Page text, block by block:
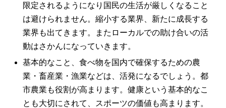
限定されるようになり国民の生活が厳しくなること
は避けられません。縮小する業界、新たに成長する
業界も出てきます。またローカルでの助け合いの活
動はさかんになっていきます。
基本的なこと、食べ物を国内で確保するための農
業・畜産業・漁業などは、活発になるでしょう。都
市農業も役割が高まります。健康という基本的なこ
とも大切にされて、スポーツの価値も高まります。